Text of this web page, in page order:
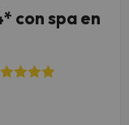
con spa en